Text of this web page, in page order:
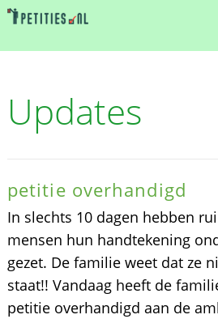
Updates
petitie overhandigd
In slechts 10 dagen hebben
mensen hun handtekening
gezet. De familie weet dat ze
staat!! Vandaag heeft de
petitie overhandigd aan de